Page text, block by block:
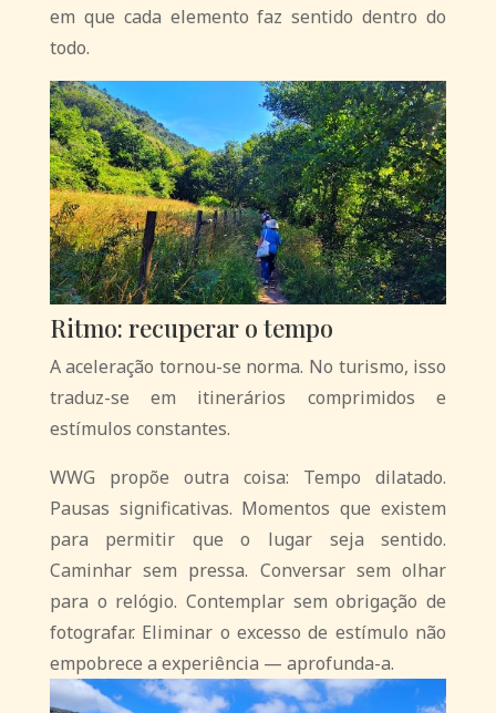
em que cada elemento faz sentido dentro do
todo.
Ritmo: recuperar o tempo
A aceleração tornou-se norma. No turismo, isso
traduz-se em itinerários comprimidos e
estímulos constantes.
WWG propõe outra coisa: Tempo dilatado.
Pausas significativas. Momentos que existem
para permitir que o lugar seja sentido.
Caminhar sem pressa. Conversar sem olhar
para o relógio. Contemplar sem obrigação de
fotografar. Eliminar o excesso de estímulo não
empobrece a experiência — aprofunda-a.